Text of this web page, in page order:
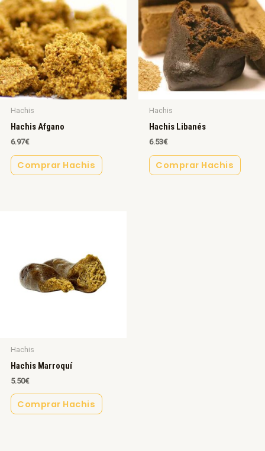
Hachis
Hachis Afgano
6.97€
Comprar Hachis
Hachis
Hachis Libanés
6.53€
Comprar Hachis
Hachis
Hachis Marroquí
5.50€
Comprar Hachis